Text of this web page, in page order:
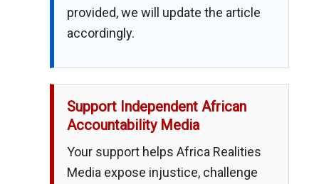
provided, we will update the article
accordingly.
Support Independent African
Accountability Media
Your support helps Africa Realities
Media expose injustice, challenge